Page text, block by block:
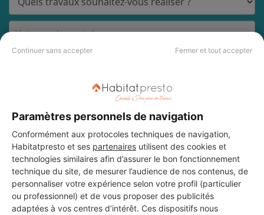
Continuer sans accepter Fermer et tout accepter
Paramètres personnels de navigation
Conformément aux protocoles techniques de navigation,
Habitatpresto et ses partenaires utilisent des cookies et
technologies similaires afin d’assurer le bon fonctionnement
technique du site, de mesurer l’audience de nos contenus, de
personnaliser votre expérience selon votre profil (particulier
ou professionnel) et de vous proposer des publicités
adaptées à vos centres d’intérêt. Ces dispositifs nous
Les 2 autres Carreleurs pour
vos travaux à Saint-Just-Luzac
Élégance garden
Saint-Just-Luzac